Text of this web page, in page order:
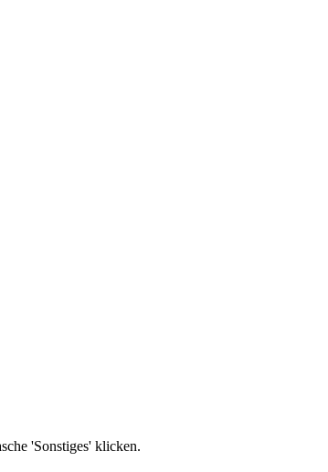
'Sonstiges' klicken.